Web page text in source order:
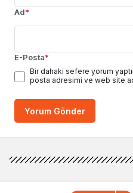
Ad*
E-Posta*
Bir dahaki sefere yorum
posta adresimi ve web site
Yorum Gönder